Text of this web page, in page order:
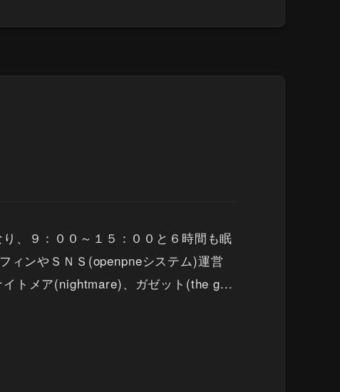
、９：００～１５：００と６時間も眠
ィンやＳＮＳ(openpneシステム)運営
トメア(nightmare)、ガゼット(the g...